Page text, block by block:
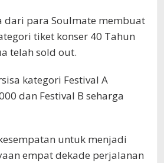
dari para Soulmate membuat
tiket konser 40 Tahun
telah sold out.
kategori Festival A
dan Festival B seharga
untuk menjadi
empat dekade perjalanan